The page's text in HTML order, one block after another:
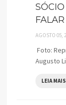
AGOSTO 05,
Foto:
Augusto
LEIA MAIS